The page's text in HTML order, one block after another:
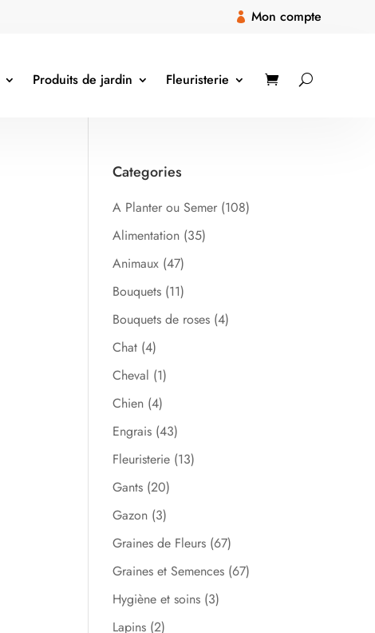
 Mon compte
Produits de jardin Fleuristerie
Categories
A Planter ou Semer (108)
Alimentation (35)
Animaux (47)
Bouquets (11)
Bouquets de roses (4)
Chat (4)
Cheval (1)
Chien (4)
Engrais (43)
Fleuristerie (13)
Gants (20)
Gazon (3)
Graines de Fleurs (67)
Graines et Semences (67)
Hygiène et soins (3)
Lapins (2)